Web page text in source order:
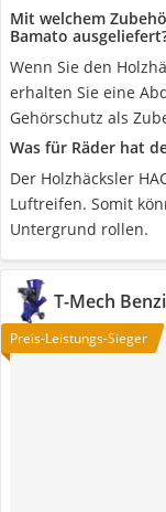
Mit welchem
Bamato
Wenn Sie den
erhalten Sie eine
Gehörschutz als
Was für Räder hat
Der Holzhäcksler
Luftreifen. Somit
Untergrund rollen.
T-Mech
Preis-Leistungs-Sieger